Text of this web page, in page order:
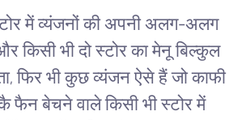
में व्यंजनों की अपनी अलग-अलग
किसी भी दो स्टोर का मेनू बिल्कुल
फिर भी कुछ व्यंजन ऐसे हैं जो काफी
बेचने वाले किसी भी स्टोर में